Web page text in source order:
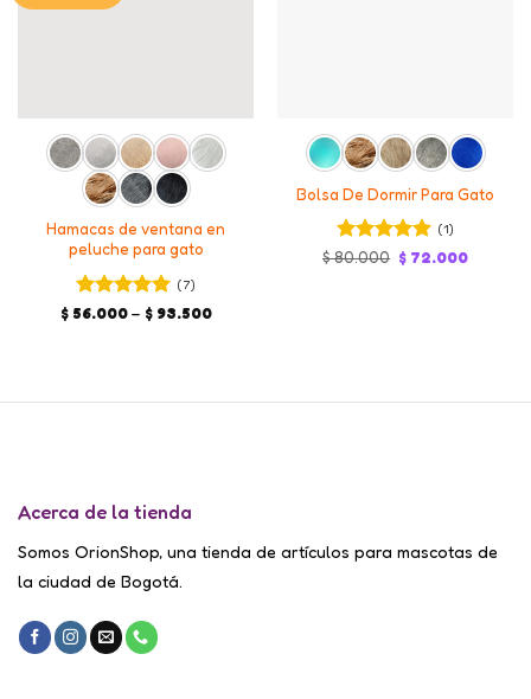
Hamacas de ventana en
peluche para gato
Valorado en
(7)
$56.000 – $93.500Price
Bolsa De Dormir Para Gato
Valorado en
(1)
$80.000 Original
price
$ 72.000Current
Acerca de la tienda
Somos OrionShop, una tienda de artículos para mascotas de
la ciudad de Bogotá.